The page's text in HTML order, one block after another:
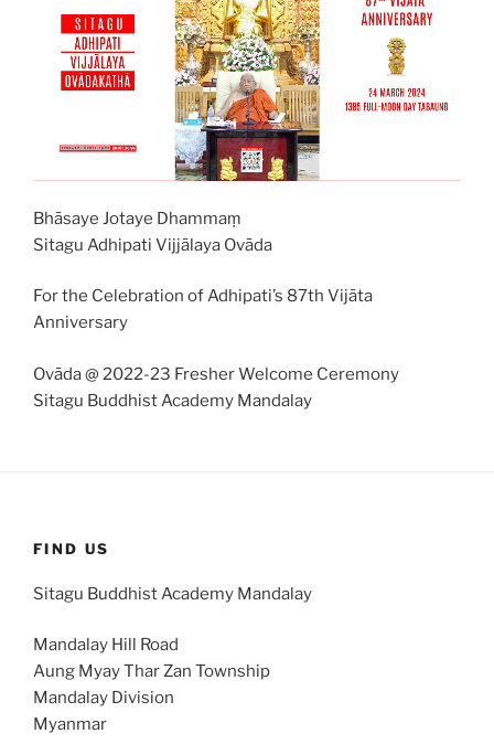
Bhāsaye Jotaye Dhammaṃ
Sitagu Adhipati Vijjālaya Ovāda
For the Celebration of Adhipati’s 87th Vijāta
Anniversary
Ovāda @ 2022-23 Fresher Welcome Ceremony
Sitagu Buddhist Academy Mandalay
FIND US
Sitagu Buddhist Academy Mandalay
Mandalay Hill Road
Aung Myay Thar Zan Township
Mandalay Division
Myanmar